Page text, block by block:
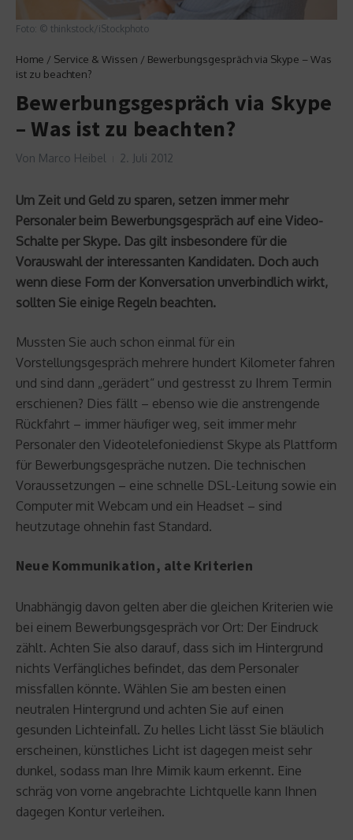
Foto: © thinkstock/iStockphoto
Home / Service & Wissen / Bewerbungsgespräch via Skype – Was
ist zu beachten?
Bewerbungsgespräch via Skype
– Was ist zu beachten?
Von Marco Heibel 2. Juli 2012
Um Zeit und Geld zu sparen, setzen immer mehr
Personaler beim Bewerbungsgespräch auf eine Video-
Schalte per Skype. Das gilt insbesondere für die
Vorauswahl der interessanten Kandidaten. Doch auch
wenn diese Form der Konversation unverbindlich wirkt,
sollten Sie einige Regeln beachten.
Mussten Sie auch schon einmal für ein
Vorstellungsgespräch mehrere hundert Kilometer fahren
und sind dann „gerädert“ und gestresst zu Ihrem Termin
erschienen? Dies fällt – ebenso wie die anstrengende
Rückfahrt – immer häufiger weg, seit immer mehr
Personaler den Videotelefoniedienst Skype als Plattform
für Bewerbungsgespräche nutzen. Die technischen
Voraussetzungen – eine schnelle DSL-Leitung sowie ein
Computer mit Webcam und ein Headset – sind
heutzutage ohnehin fast Standard.
Neue Kommunikation, alte Kriterien
Unabhängig davon gelten aber die gleichen Kriterien wie
bei einem Bewerbungsgespräch vor Ort: Der Eindruck
zählt. Achten Sie also darauf, dass sich im Hintergrund
nichts Verfängliches befindet, das dem Personaler
missfallen könnte. Wählen Sie am besten einen
neutralen Hintergrund und achten Sie auf einen
gesunden Lichteinfall. Zu helles Licht lässt Sie bläulich
erscheinen, künstliches Licht ist dagegen meist sehr
dunkel, sodass man Ihre Mimik kaum erkennt. Eine
schräg von vorne angebrachte Lichtquelle kann Ihnen
dagegen Kontur verleihen.